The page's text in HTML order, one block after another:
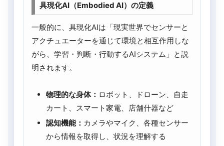
具現化AI（Embodied AI）の定義
一般的に、具現化AIは「現実世界でセンサーと
アクチュエーターを通じて環境と相互作用しな
がら、学習・判断・行動するAIシステム」と説
明されます。
物理的な身体： ロボット、ドローン、自走
カート、スマート家電、店舗什器など
認知機能： カメラやマイク、各種センサー
から情報を取得し、状況を理解する